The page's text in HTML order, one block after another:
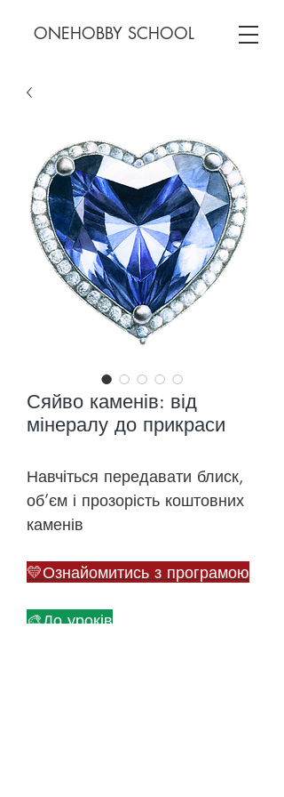
ONEHOBBY SCHOOL
Сяйво каменів: від
мінералу до прикраси
Навчіться передавати блиск,
об’єм і прозорість коштовних
каменів
💛Ознайомитись з програмою
🎨До уроків